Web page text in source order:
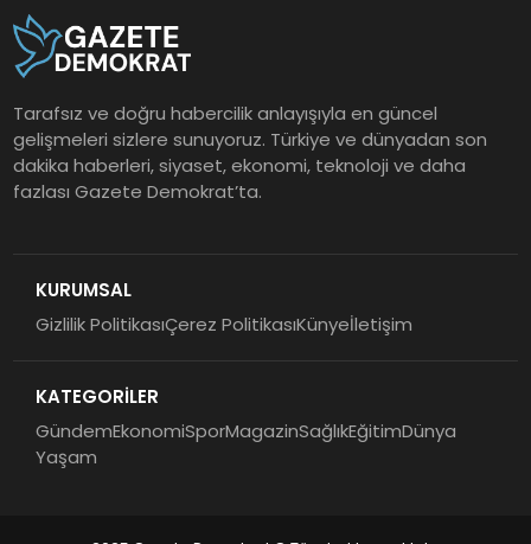
Tarafsız ve doğru habercilik anlayışıyla en güncel
gelişmeleri sizlere sunuyoruz. Türkiye ve dünyadan son
dakika haberleri, siyaset, ekonomi, teknoloji ve daha
fazlası Gazete Demokrat’ta.
KURUMSAL
Gizlilik PolitikasıÇerez PolitikasıKünyeİletişim
KATEGORİLER
GündemEkonomiSporMagazinSağlıkEğitimDünya
Yaşam